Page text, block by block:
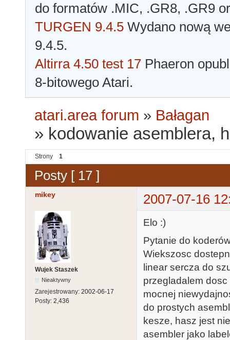
do formatów .MIC, .GR8, .GR9
TURGEN 9.4.5 Wydano nową
9.4.5.
Altirra 4.50 test 17 Phaeron
8-bitowego Atari.
atari.area forum » Bałagan
» kodowanie asemblera,
Strony 1
Posty [ 17 ]
mikey 2007-07-16
Wujek Staszek
Nieaktywny
Zarejestrowany: 2002-06-17
Posty: 2,436
Elo :)
Pytanie do
Wiekszosc
linear sercza do
przegladalem
mocnej
do prostych
kesze, hasz jest
asembler jako